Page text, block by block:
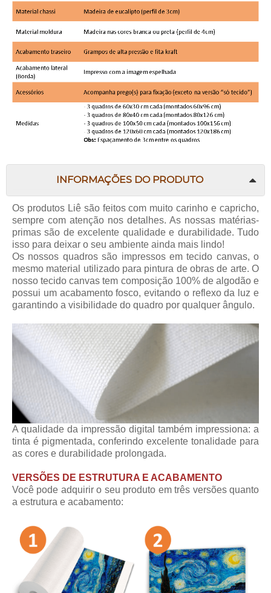
INFORMAÇÕES DO PRODUTO
Os produtos Liê são feitos com muito carinho e capricho,
sempre com atenção nos detalhes. As nossas matérias-
primas são de excelente qualidade e durabilidade. Tudo
isso para deixar o seu ambiente ainda mais lindo!
Os nossos quadros são impressos em tecido canvas, o
mesmo material utilizado para pintura de obras de arte. O
nosso tecido canvas tem composição 100% de algodão e
possui um acabamento fosco, evitando o reflexo da luz e
garantindo a visibilidade do quadro por qualquer ângulo.
A qualidade da impressão digital também impressiona: a
tinta é pigmentada, conferindo excelente tonalidade para
as cores e durabilidade prolongada.
VERSÕES DE ESTRUTURA E ACABAMENTO
Você pode adquirir o seu produto em três versões quanto
a estrutura e acabamento: